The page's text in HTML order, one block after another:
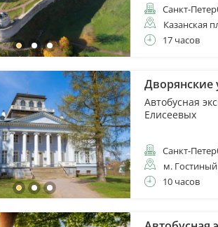
Санкт-
Казанская
17 часов
Дворянские
Автобусная
Елисеевых
Санкт-
м.
10 часов